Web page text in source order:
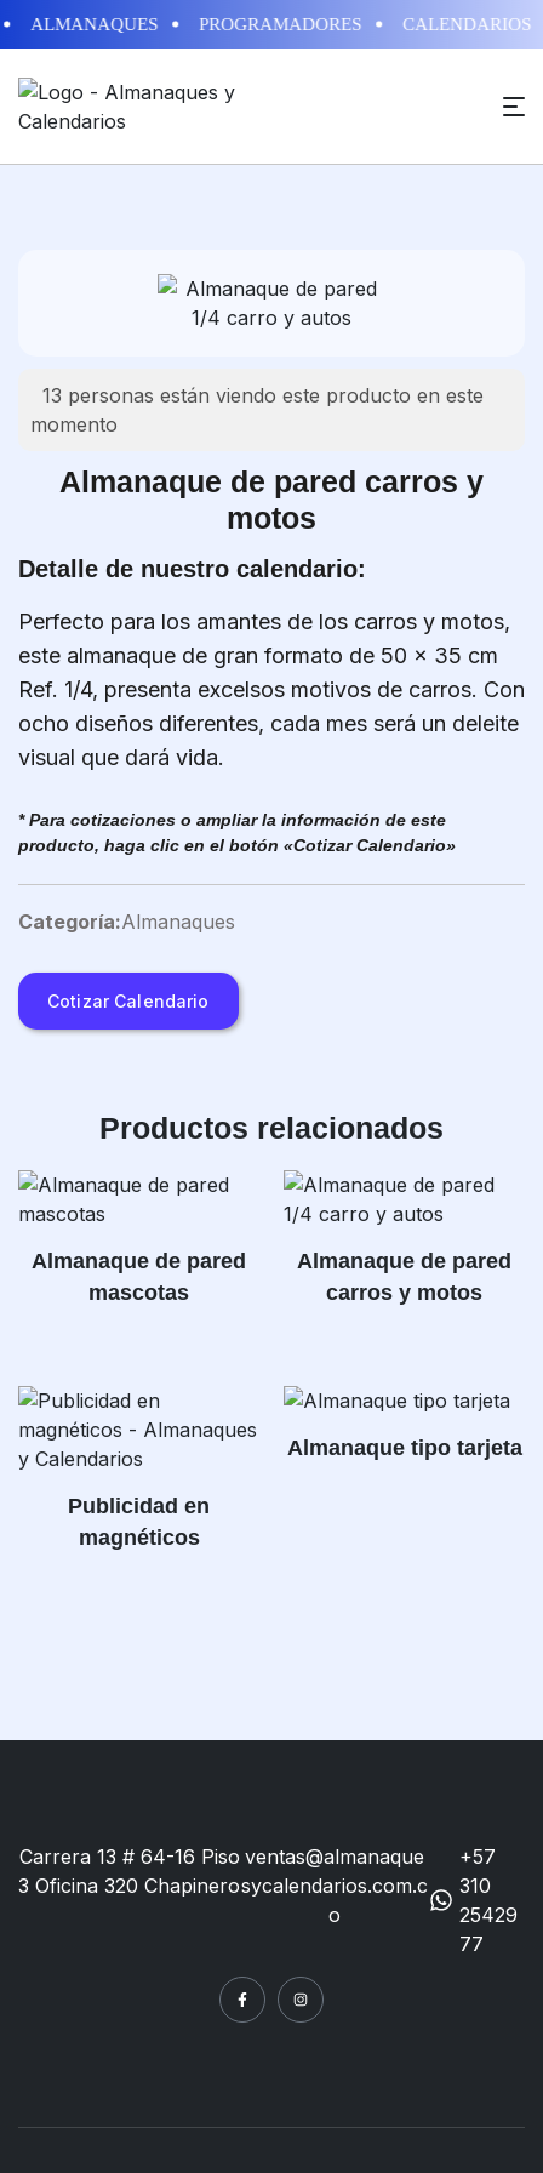
ALMANAQUES PROGRAMADORES CALENDARIOS
13 personas están viendo este producto en este
momento
Almanaque de pared carros y
motos
Detalle de nuestro calendario:
Perfecto para los amantes de los carros y motos,
este almanaque de gran formato de 50 x 35 cm
Ref. 1/4, presenta excelsos motivos de carros. Con
ocho diseños diferentes, cada mes será un deleite
visual que dará vida.
* Para cotizaciones o ampliar la información de este
producto, haga clic en el botón «Cotizar Calendario»
Categoría:Almanaques
Cotizar Calendario
Productos relacionados
Almanaque de pared
mascotas
Almanaque de pared
carros y motos
Publicidad en
magnéticos
Almanaque tipo tarjeta
Carrera 13 # 64-16 Piso
3 Oficina 320 Chapinero
ventas@almanaque
sycalendarios.com.c
o
+57
310
25429
77